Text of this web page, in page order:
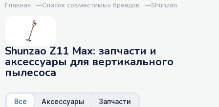
Главная —Список совместимых брендов —Shunzao
Shunzao Z11 Max: запчасти и
аксессуары для вертикального
пылесоса
Все Аксессуары Запчасти